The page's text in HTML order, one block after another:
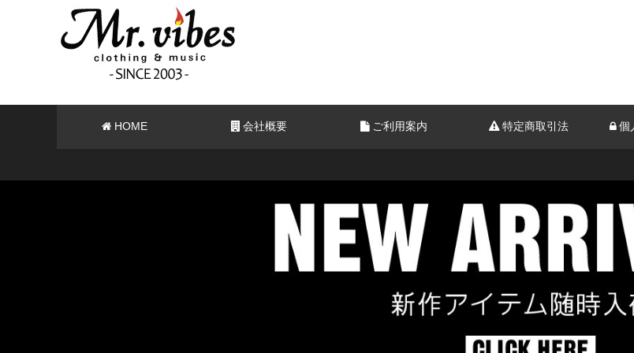
HOME 会社概要 ご利用案内 特定商取引法 個